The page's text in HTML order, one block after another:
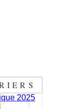
2025